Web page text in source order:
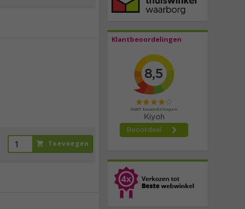
Klantbeoordelingen
Toevoegen